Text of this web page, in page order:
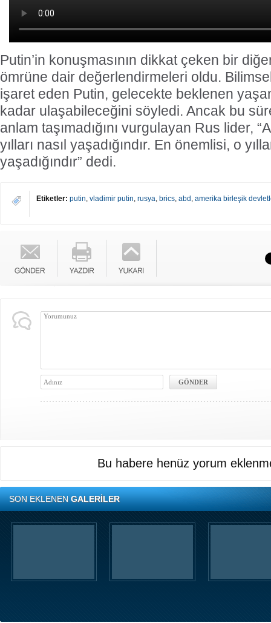
Putin’in konuşmasının dikkat çeken bir
ömrüne dair değerlendirmeleri oldu.
işaret eden Putin, gelecekte beklenen
kadar ulaşabileceğini söyledi. Ancak bu
anlam taşımadığını vurgulayan Rus lider,
yılları nasıl yaşadığındır. En önemlisi, o
yaşadığındır” dedi.
Etiketler: putin, vladimir putin, rusya, brics, abd , amerika birleşik
Bu habere henüz yorum
SON EKLENENGALERİLER